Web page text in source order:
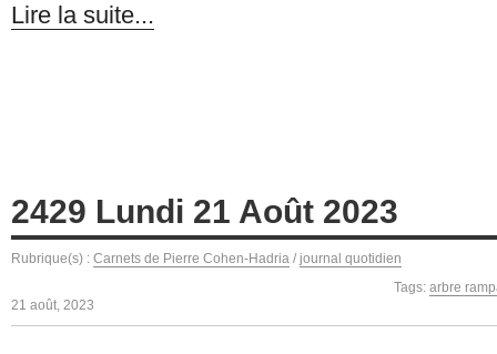
Lire la suite...
2429 Lundi 21 Août 2023
Rubrique(s) : Carnets de Pierre Cohen-Hadria / journal quotidien
Tags: arbre
21 août, 2023